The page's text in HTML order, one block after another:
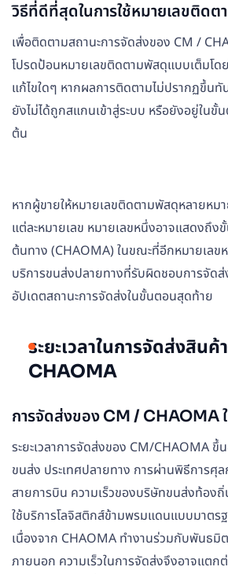
วิธีที่ดีที่สุดในการใช้หมายเลขติด
เพื่อติดตามสถานะการจัดส่งของ CM /
โปรดป้อนหมายเลขติดตามพัสดุแบบเต็มโด
แก้ไขใดๆ หากผลการติดตามไม่ปรากฏขึ้นทั
ยังไม่ได้ถูกสแกนเข้าสู่ระบบ หรือยังอยู่ในขั้
ต้น
หากผู้ขายให้หมายเลขติดตามพัสดุหลายหม
แต่ละหมายเลข หมายเลขหนึ่งอาจแสดงถึง
ต้นทาง (CHAOMA) ในขณะที่อีกหมายเลข
บริการขนส่งปลายทางที่รับผิดชอบการจัด
อัปเดตสถานะการจัดส่งในขั้นตอนสุดท้าย
ระยะเวลาในการจัดส่งสิน
CHAOMA
การจัดส่งของ CM / CHAOMA
ระยะเวลาการจัดส่งของ CM/CHAOMA ขึ้
ขนส่ง ประเทศปลายทาง การผ่านพิธีการศุ
สายการบิน ความเร็วของบริษัทขนส่งท้องถิ่
ใช้บริการโลจิสติกส์ข้ามพรมแดนแบบมาตร
เนื่องจาก CHAOMA ทำงานร่วมกับพันธมิ
ภายนอก ความเร็วในการจัดส่งจึงอาจแตก